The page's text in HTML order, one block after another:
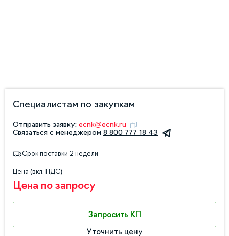
Специалистам по закупкам
Отправить заявку: ecnk@ecnk.ru
Связаться с менеджером 8 800 777 18 43
Срок поставки 2 недели
Цена (вкл. НДС)
Цена по запросу
Запросить КП
Уточнить цену